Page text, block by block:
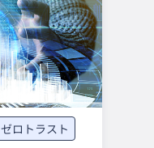
ゼロトラスト